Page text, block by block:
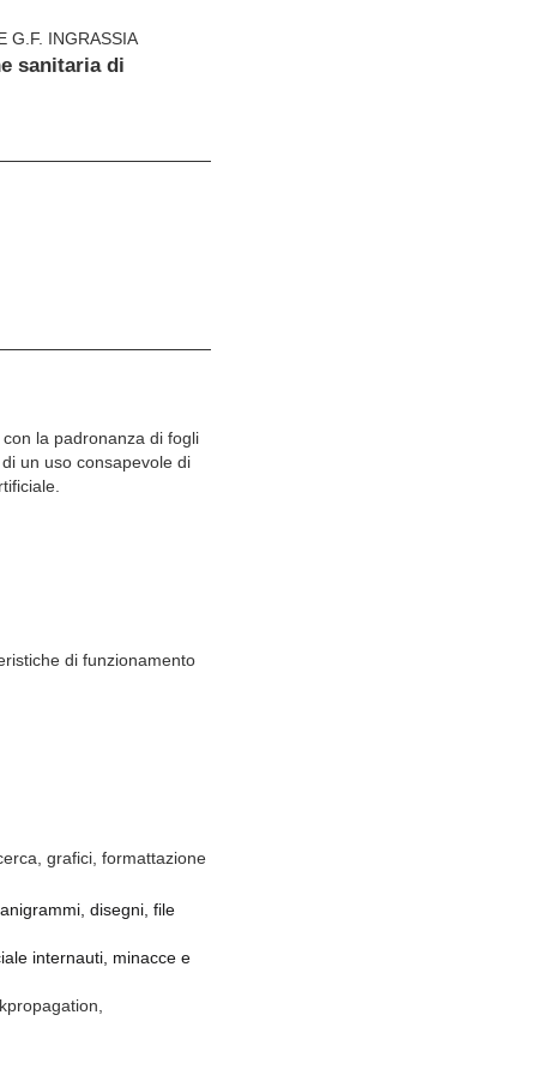
G.F. INGRASSIA
sanitaria di
la padronanza di fogli
un uso consapevole di
di funzionamento
grafici, formattazione
disegni, file
internauti, minacce e